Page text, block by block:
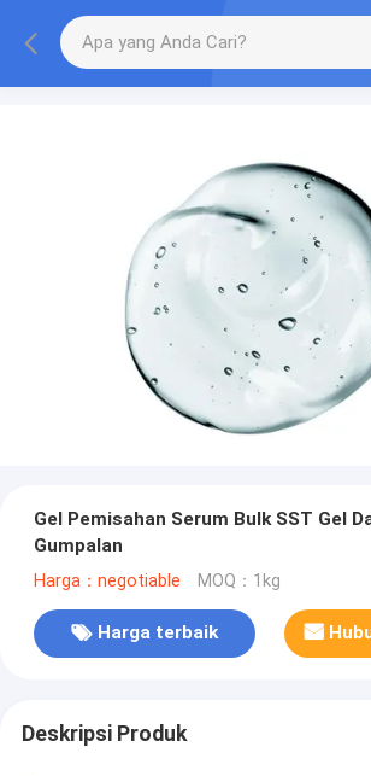
Gel Pemisahan Serum Bulk SST Gel
Gumpalan
Harga：negotiable MOQ：1kg
Harga terbaik
Deskripsi Produk